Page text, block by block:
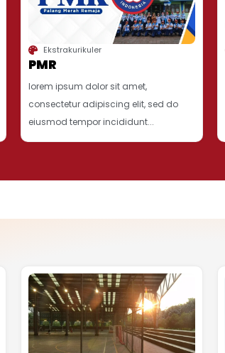
Ekstrakurikuler
PMR
lorem ipsum dolor sit amet,
consectetur adipiscing elit, sed do
eiusmod tempor incididunt...